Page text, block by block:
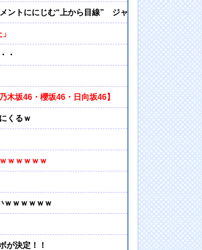
ントににじむ“上から目線” ジャンルではなく“地域
・
木坂46・櫻坂46・日向坂46】
くるｗ
ｗｗｗｗｗ
ｗｗｗｗｗｗ
が決定！！